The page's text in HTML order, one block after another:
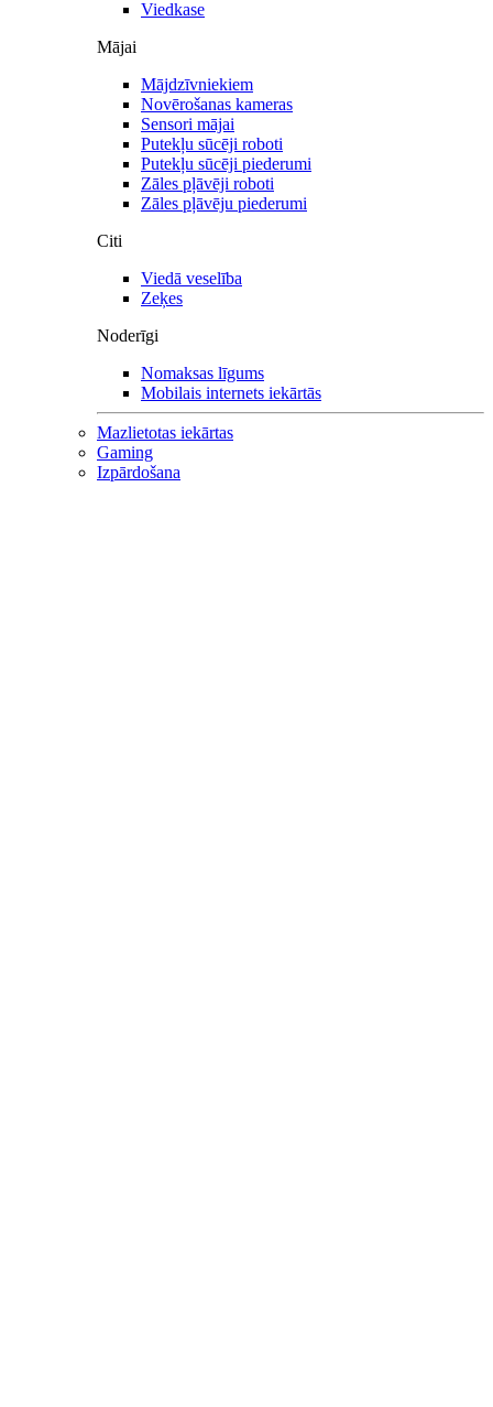
Viedkase
Mājai
Mājdzīvniekiem
Novērošanas kameras
Sensori mājai
Putekļu sūcēji roboti
Putekļu sūcēji piederumi
Zāles pļāvēji roboti
Zāles pļāvēju piederumi
Citi
Viedā veselība
Zeķes
Noderīgi
Nomaksas līgums
Mobilais internets iekārtās
Mazlietotas iekārtas
Gaming
Izpārdošana